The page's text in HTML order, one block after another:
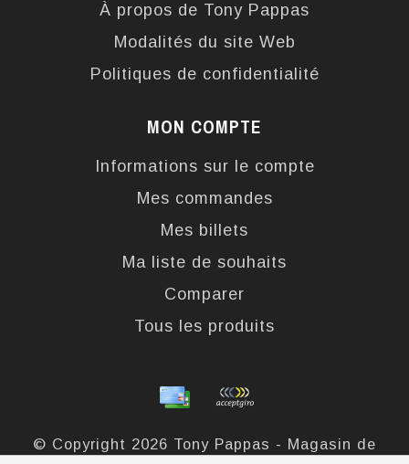
À propos de Tony Pappas
Modalités du site Web
Politiques de confidentialité
MON COMPTE
Informations sur le compte
Mes commandes
Mes billets
Ma liste de souhaits
Comparer
Tous les produits
© Copyright 2026 Tony Pappas - Magasin de